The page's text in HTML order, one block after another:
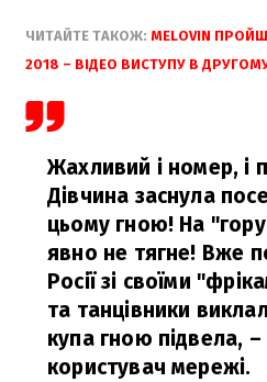
ЧИТАЙТЕ ТАКОЖ: MELOVIN
2018 – ВІДЕО ВИСТУПУ В
Жахливий і номер, і
Дівчина заснула
цьому гною! На
явно не тягне! Вже
Росії зі своїми
та танцівники
купа гною підвела, –
користувач мережі.